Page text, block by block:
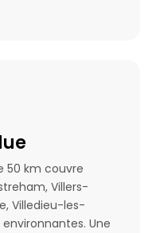
50 km couvre
Villers-
Villedieu-les-
Une